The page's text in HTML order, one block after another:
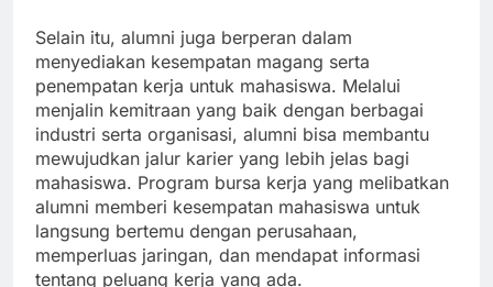
Selain itu, alumni juga berperan dalam
menyediakan kesempatan magang serta
penempatan kerja untuk mahasiswa. Melalui
menjalin kemitraan yang baik dengan berbagai
industri serta organisasi, alumni bisa membantu
mewujudkan jalur karier yang lebih jelas bagi
mahasiswa. Program bursa kerja yang melibatkan
alumni memberi kesempatan mahasiswa untuk
langsung bertemu dengan perusahaan,
memperluas jaringan, dan mendapat informasi
tentang peluang kerja yang ada.